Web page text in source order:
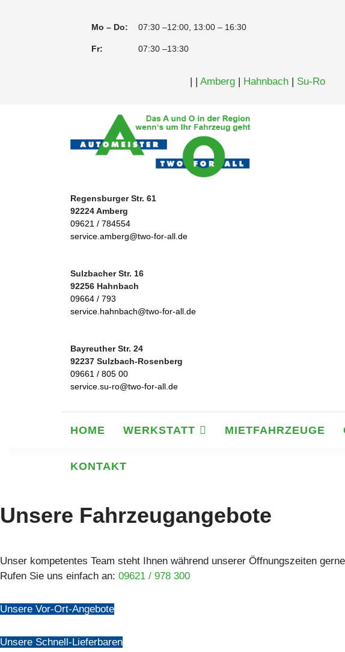
Mo – Do: 07:30 –12:00, 13:00 – 16:30
Fr: 07:30 –13:30
| |Amberg | Hahnbach | Su-Ro
Regensburger Str. 61
92224 Amberg
09621 / 784554
service.amberg@two-for-all.de
Sulzbacher Str. 16
92256 Hahnbach
09664 / 793
service.hahnbach@two-for-all.de
Bayreuther Str. 24
92237 Sulzbach-Rosenberg
09661 / 805 00
service.su-ro@two-for-all.de
HOME WERKSTATT MIETFAHRZEUGE
KONTAKT
Unsere Fahrzeugangebote
Unser kompetentes Team steht Ihnen während unserer Öffnungszeiten
Rufen Sie uns einfach an: 09621 / 978 300
Unsere Vor-Ort-Angebote
Unsere Schnell-Lieferbaren